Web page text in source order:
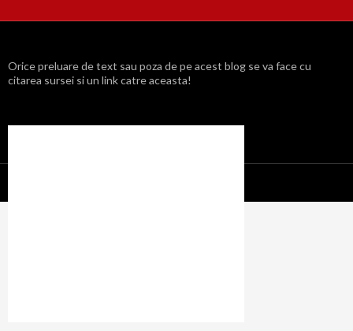
Orice preluare de text sau poza de pe acest blog se va face cu
citarea sursei si un link catre aceasta!